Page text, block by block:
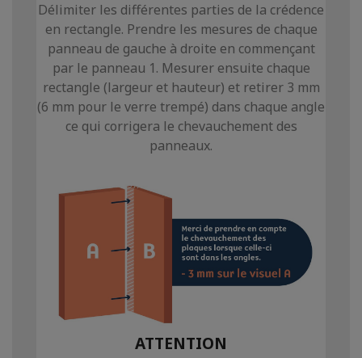
Délimiter les différentes parties de la crédence
en rectangle. Prendre les mesures de chaque
panneau de gauche à droite en commençant
par le panneau 1. Mesurer ensuite chaque
rectangle (largeur et hauteur) et retirer 3 mm
(6 mm pour le verre trempé) dans chaque angle
ce qui corrigera le chevauchement des
panneaux.
ATTENTION